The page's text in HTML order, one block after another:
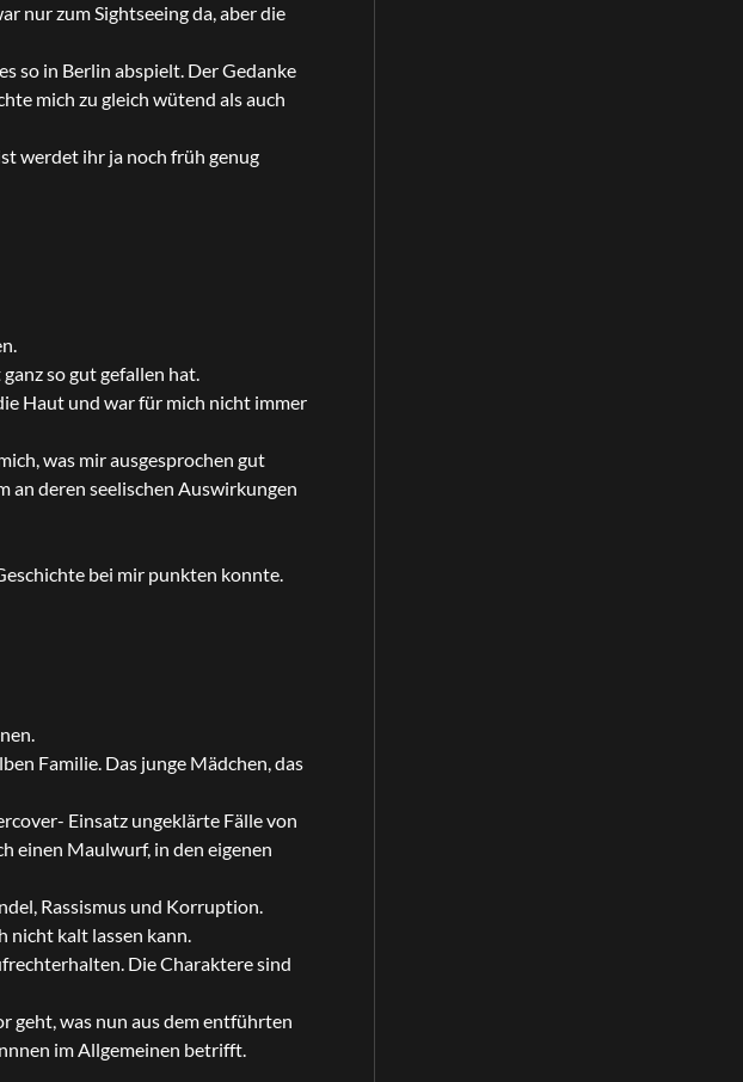
nur zum Sightseeing da, aber die
so in Berlin abspielt. Der Gedanke
mich zu gleich wütend als auch
werdet ihr ja noch früh genug
so gut gefallen hat.
Haut und war für mich nicht immer
was mir ausgesprochen gut
an deren seelischen Auswirkungen
bei mir punkten konnte.
Familie. Das junge Mädchen, das
Einsatz ungeklärte Fälle von
einen Maulwurf, in den eigenen
Rassismus und Korruption.
nicht kalt lassen kann.
Die Charaktere sind
geht, was nun aus dem entführten
im Allgemeinen betrifft.